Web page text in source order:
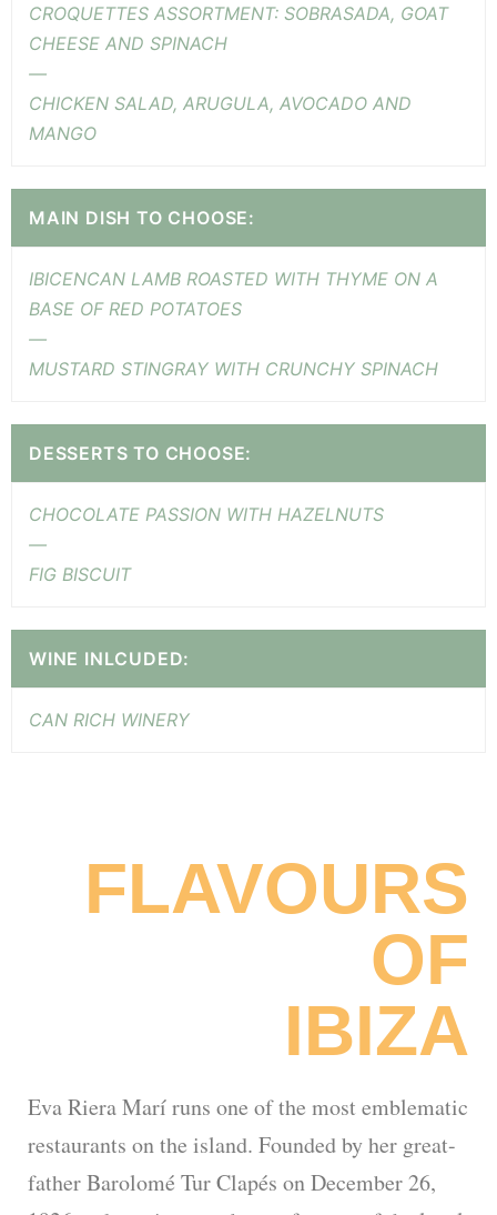
CROQUETTES ASSORTMENT: SOBRASADA, GOAT
CHEESE AND SPINACH
—
CHICKEN SALAD, ARUGULA, AVOCADO AND
MANGO
MAIN DISH TO CHOOSE:
IBICENCAN LAMB ROASTED WITH THYME ON A
BASE OF RED POTATOES
—
MUSTARD STINGRAY WITH CRUNCHY SPINACH
DESSERTS TO CHOOSE:
CHOCOLATE PASSION WITH HAZELNUTS
—
FIG BISCUIT
WINE INLCUDED:
CAN RICH WINERY
FLAVOURS
OF
IBIZA
Eva Riera Marí runs one of the most emblematic
restaurants on the island. Founded by her great-
father Barolomé Tur Clapés on December 26,